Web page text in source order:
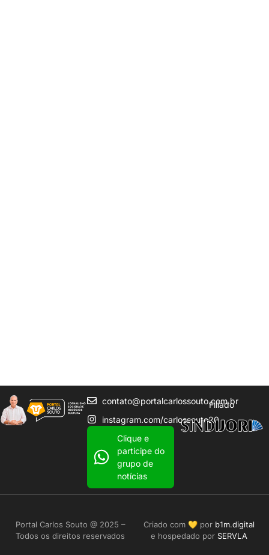
contato@portalcarlossouto.com.br
instagram.com/carlossouto20
Clique e
participe do
grupo de
notícias
Filiado
Portal Carlos Souto @ 2025 –
Todos os direitos reservados
Criado com 💛 por b1m.digital
e hospedado por SERVLA